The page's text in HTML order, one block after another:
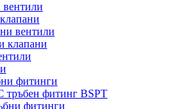
вентили
клапани
фитинги
тръбен фитинг BSPT
фитинги